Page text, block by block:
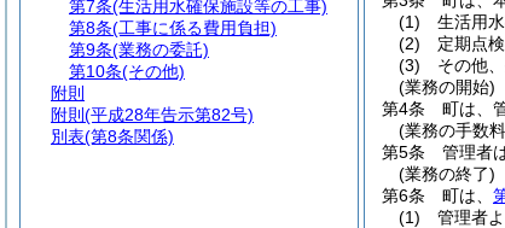
(1)
生活用
(2)
定期点
(3)
その他
(業務の開始)
第4条
町は、
(業務の手数
第5条
管理者
(業務の終了)
第6条
町は、
(1)
管理者
第7条(生活用水確保施設等の工事)
第8条(工事に係る費用負担)
第9条(業務の委託)
第10条(その他)
附則
附則 (平成28年告示第82号)
別表(第8条関係)